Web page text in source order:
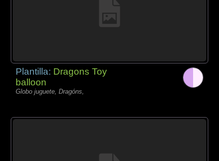
Plantilla: Dragons Toy
balloon
Globo juguete, Dragóns,